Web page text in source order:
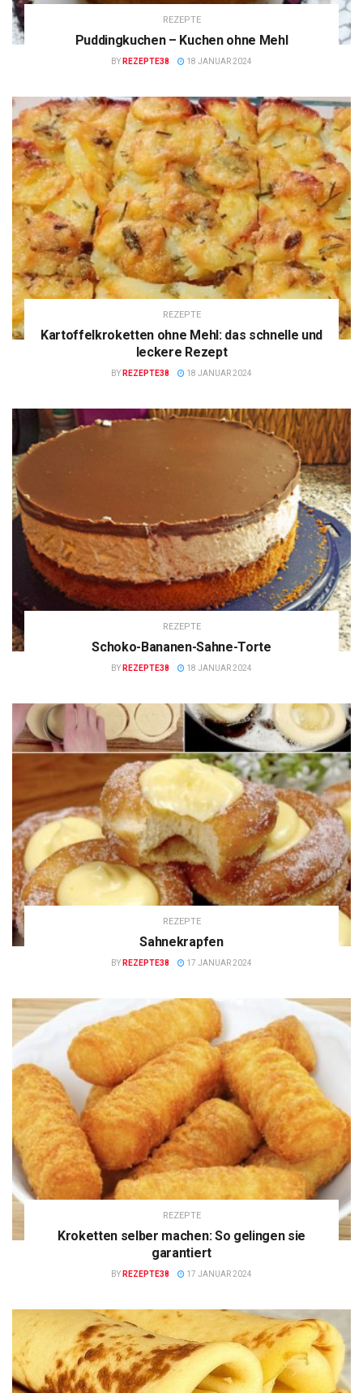
REZEPTE
Puddingkuchen – Kuchen ohne Mehl
BY REZEPTE38 18 JANUAR 2024
REZEPTE
Kartoffelkroketten ohne Mehl: das schnelle und
leckere Rezept
BY REZEPTE38 18 JANUAR 2024
REZEPTE
Schoko-Bananen-Sahne-Torte
BY REZEPTE38 18 JANUAR 2024
REZEPTE
Sahnekrapfen
BY REZEPTE38 17 JANUAR 2024
REZEPTE
Kroketten selber machen: So gelingen sie
garantiert
BY REZEPTE38 17 JANUAR 2024